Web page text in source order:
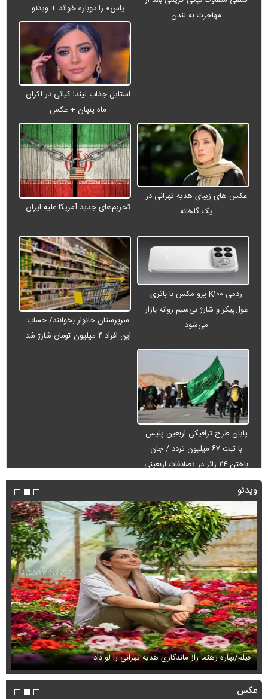
مهاجرت به لندن
یاس» را دوباره خواند + ویدئو
استایل جذاب لیندا کیانی در اکران
ماه پنهان + عکس
عکس های زیبای هدیه تهرانی در
یک گلخانه
تحریم‌های جدید آمریکا علیه ایران
ردمی K۱۰۰ پرو مکس با باتری
غول‌پیکر و شارژ بی‌سیم روانه بازار
می‌شود
سرپرستان خانوار بخوانند/ حساب
این افراد ۴ میلیون تومان شارژ شد
پایان طرح ترافیکی اربعین پلیس
با ثبت ۶۷ میلیون تردد / جان
باختن ۲۴ زائر در تصادفات اربعینی
ویدئو
فیلم/بهاره رهنما راز ماندگاری هدیه تهرانی را لو داد
عکس